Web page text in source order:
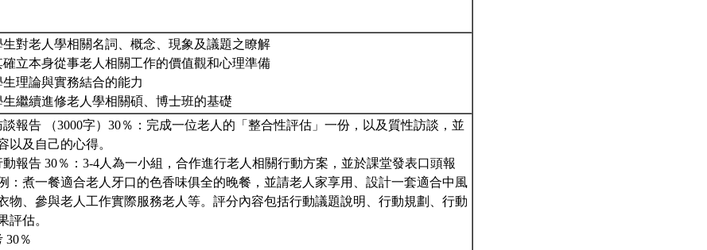
生對老人學相關名詞、概念、現象及議題之瞭解
確立本身從事老人相關工作的價值觀和心理準備
生理論與實務結合的能力
生繼續進修老人學相關碩、博士班的基礎
談報告 （3000字）30％：完成一位老人的「整合性評估」一份，以及質性訪談，並
以及自己的心得。
動報告 30％：3-4人為一小組，合作進行老人相關行動方案，並於課堂發表口頭報
：煮一餐適合老人牙口的色香味俱全的晚餐，並請老人家享用、設計一套適合中風
物、參與老人工作實際服務老人等。評分內容包括行動議題說明、行動規劃、行動
評估。
30％